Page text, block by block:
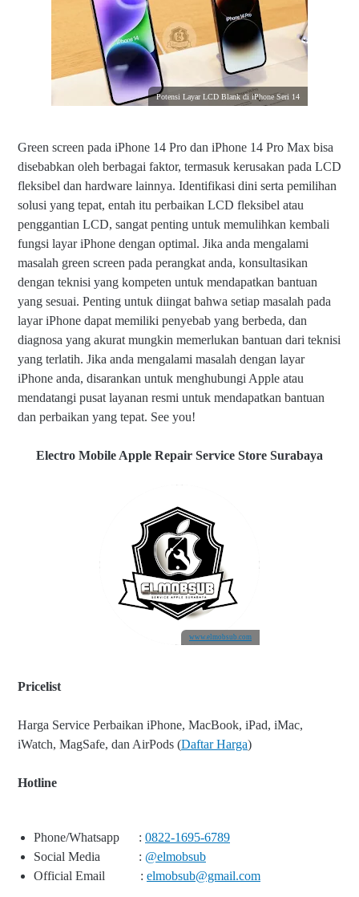
Potensi Layar LCD Blank di iPhone Seri 14
Green screen pada iPhone 14 Pro dan iPhone 14 Pro Max bisa
disebabkan oleh berbagai faktor, termasuk kerusakan pada LCD
fleksibel dan hardware lainnya. Identifikasi dini serta pemilihan
solusi yang tepat, entah itu perbaikan LCD fleksibel atau
penggantian LCD, sangat penting untuk memulihkan kembali
fungsi layar iPhone dengan optimal. Jika anda mengalami
masalah green screen pada perangkat anda, konsultasikan
dengan teknisi yang kompeten untuk mendapatkan bantuan
yang sesuai. Penting untuk diingat bahwa setiap masalah pada
layar iPhone dapat memiliki penyebab yang berbeda, dan
diagnosa yang akurat mungkin memerlukan bantuan dari teknisi
yang terlatih. Jika anda mengalami masalah dengan layar
iPhone anda, disarankan untuk menghubungi Apple atau
mendatangi pusat layanan resmi untuk mendapatkan bantuan
dan perbaikan yang tepat. See you!
Electro Mobile Apple Repair Service Store Surabaya
www.elmobsub.com
Pricelist
Harga Service Perbaikan iPhone, MacBook, iPad, iMac,
iWatch, MagSafe, dan AirPods (Daftar Harga)
Hotline
Phone/Whatsapp : 0822-1695-6789
Social Media
: @elmobsub
Official Email
: elmobsub@gmail.com